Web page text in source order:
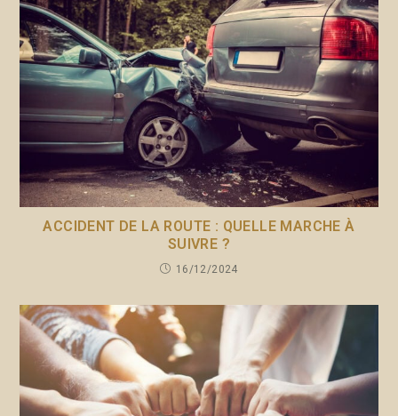
ACCIDENT DE LA ROUTE : QUELLE MARCHE À
SUIVRE ?
16/12/2024